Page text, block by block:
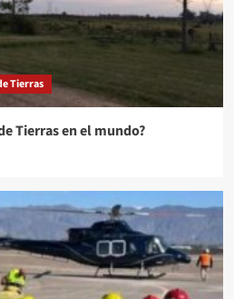
Tierras
Tierras en el mundo?